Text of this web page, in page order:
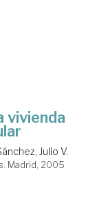
vivienda
Julio V.
Madrid, 2005